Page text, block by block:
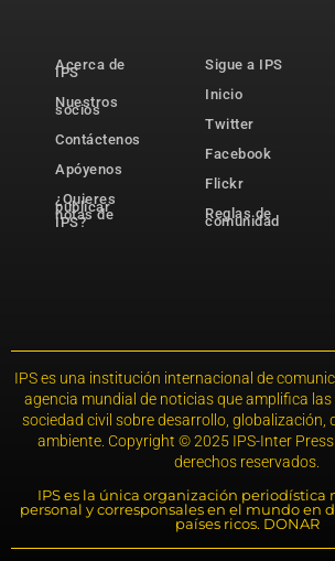
Acerca de
IPS
Nuestros
socios
Contáctenos
Apóyenos
¿Quieres
publicar
notas de
IPS?
Sigue a IPS
Inicio
Twitter
Facebook
Flickr
Reglas de
comunidad
IPS es una institución internacional de
agencia mundial de noticias que amplifica las
sociedad civil sobre desarrollo, globalización,
ambiente. Copyright © 2025 IPS-Inter Press
derechos reservados.
IPS es la única organización periodística
personal y corresponsales en el mundo en
países ricos. DONAR